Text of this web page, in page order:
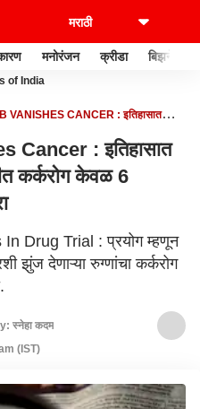
मनोरंजन क्रीडा बिझनेस
of India
VANISHES CANCER : इतिहासात
Cancer : इतिहासात
कर्करोग केवळ 6
Drug Trial : प्रयोग म्हणून
झुंज देणाऱ्या रुग्णांचा कर्करोग
स्नेहा कदम
(IST)